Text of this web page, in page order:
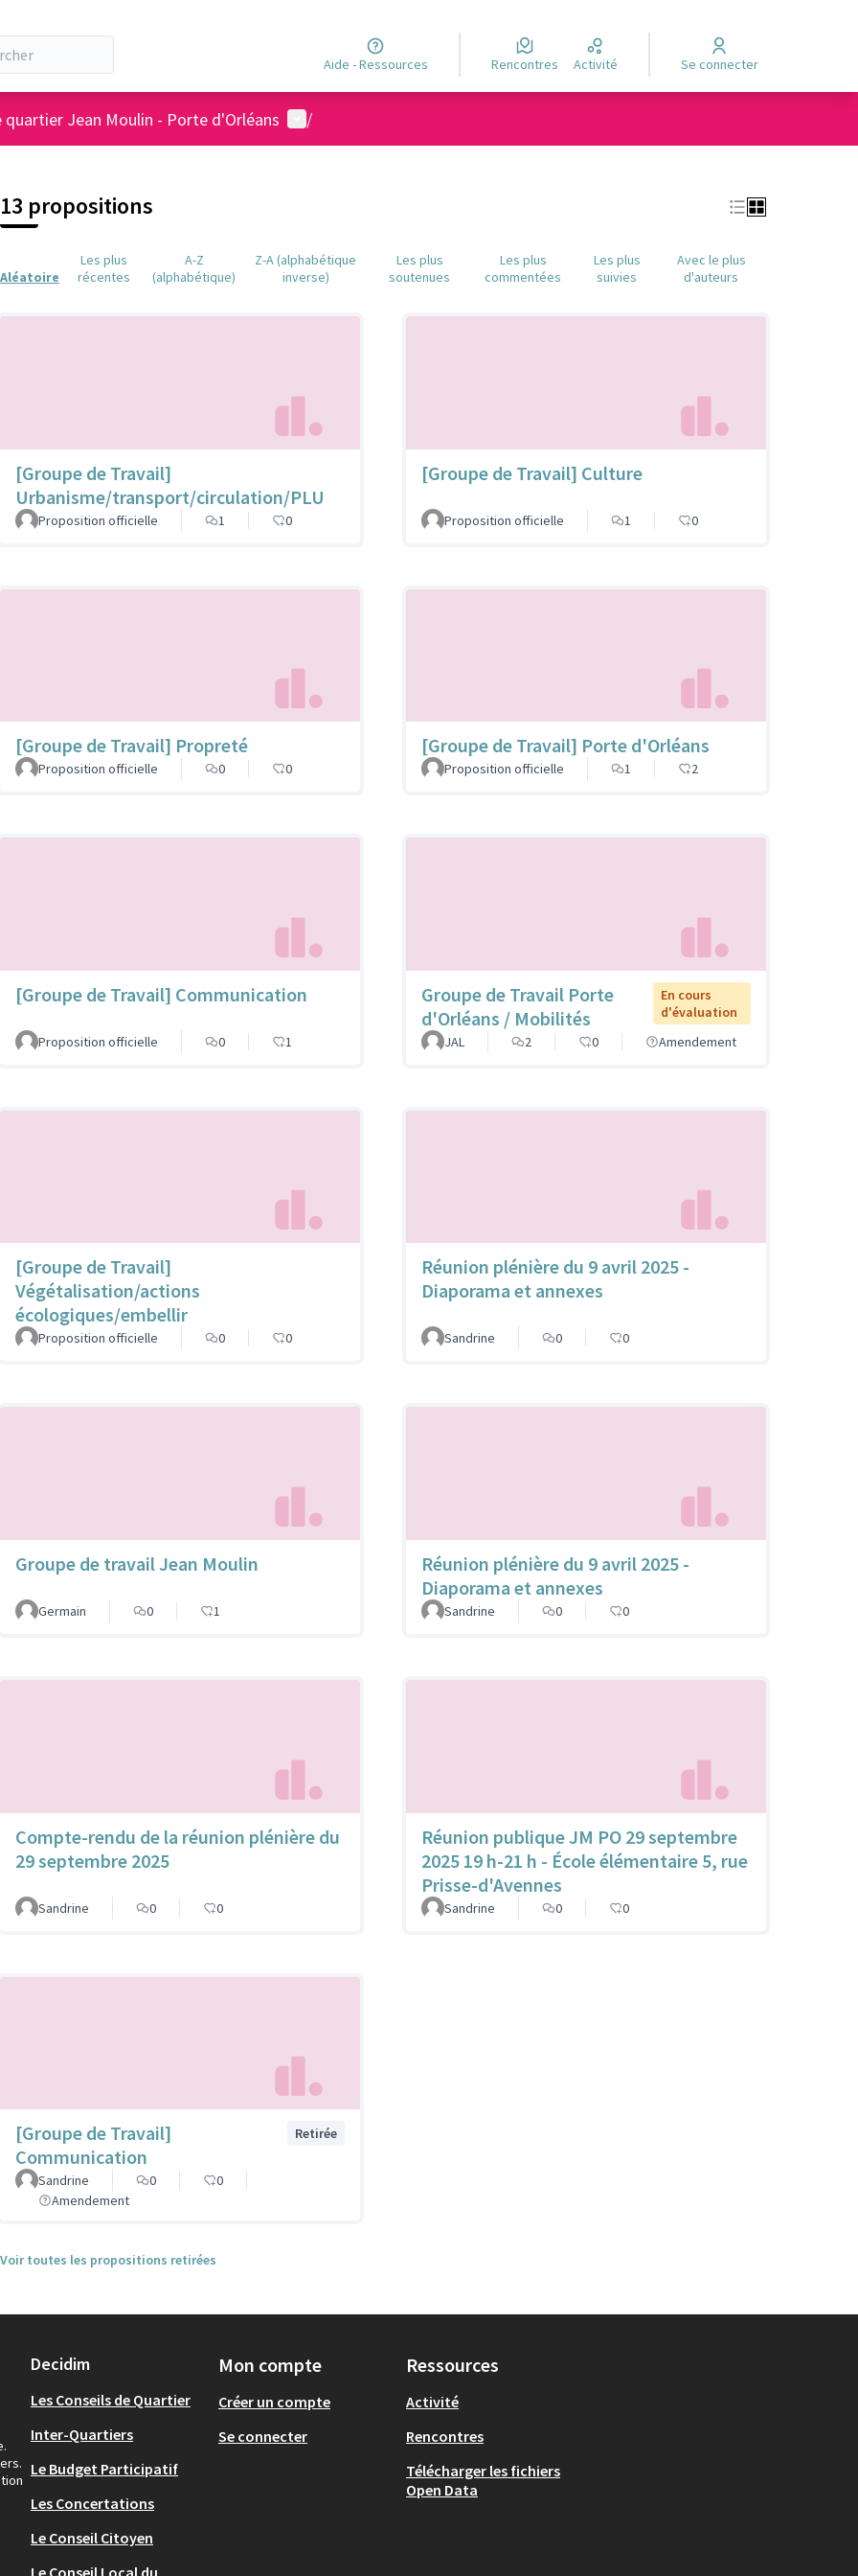
Aide - Ressources Rencontres Activité Se connecter
quartier Jean Moulin - Porte d'Orléans Menu utilisateur
/
13 propositions
Aléatoire
Les plus
récentes
A-Z
(alphabétique)
Z-A (alphabétique
inverse)
Les plus
soutenues
Les plus
commentées
Les plus
suivies
Avec le plus
d'auteurs
[Groupe de Travail]
Urbanisme/transport/circulation/PLU
Proposition officielle 1 0
[Groupe de Travail] Culture
Proposition officielle 1 0
[Groupe de Travail] Propreté
Proposition officielle 0 0
[Groupe de Travail] Porte d'Orléans
Proposition officielle 1 2
[Groupe de Travail] Communication
Proposition officielle 0 1
Groupe de Travail Porte
d'Orléans / Mobilités
En cours
d'évaluation
JAL
2 0 Amendement
[Groupe de Travail]
Végétalisation/actions
écologiques/embellir
Proposition officielle 0 0
Réunion plénière du 9 avril 2025 -
Diaporama et annexes
Sandrine 0 0
Groupe de travail Jean Moulin
Germain 0 1
Réunion plénière du 9 avril 2025 -
Diaporama et annexes
Sandrine 0 0
Compte-rendu de la réunion plénière du
29 septembre 2025
Sandrine 0 0
Réunion publique JM PO 29 septembre
2025 19 h-21 h - École élémentaire 5, rue
Prisse-d'Avennes
Sandrine 0 0
[Groupe de Travail]
Communication
Retirée
Sandrine 0
0
Amendement
Voir toutes les propositions retirées
Decidim
Les Conseils de Quartier
Inter-Quartiers
Le Budget Participatif
Les Concertations
Le Conseil Citoyen
Mon compte
Créer un compte
Se connecter
Ressources
Activité
Rencontres
Télécharger les fichiers
Open Data